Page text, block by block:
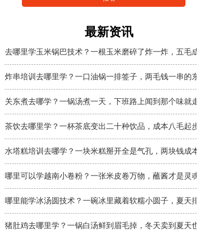
最新资讯
去哪里学玉米锅巴技术？一根玉米磨碎了炸一炸，五毛成本卖
炸串培训去哪里学？一口油锅一排签子，两毛钱一串的东西炸
关东煮去哪学？一锅汤煮一天，下班路上闻到那个味就走不动
茶饮去哪里学？一杯茶底变出二十种饮品，成本八毛起步
水塔糕培训去哪学？一块米糕掰开全是气孔，两块钱成本卖八
哪里可以学越南小卷粉？一张米皮卷万物，蘸酱才是灵魂
哪里能学冰汤圆技术？一碗冰里藏着软糯小圆子，夏天排队排
猪肚鸡去哪里学？一锅白汤鲜到眉毛掉，冬天卖到夏天也不淡